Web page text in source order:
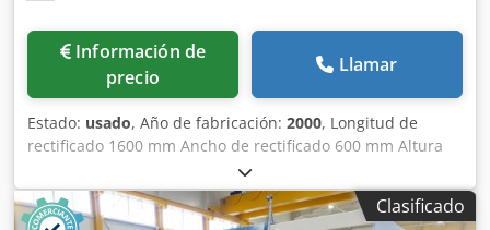
Información de
precio
Llamar
Estado: usado, Año de fabricación: 2000, Longitud de
rectificado 1600 mm Ancho de rectificado 600 mm Altura
de la pieza de trabajo 500 mm Requerimiento total de
potencia 50 kW OFERTA Podemos ofrecerle información sin
compromiso de stock, errores y ventas previas. reservado,
Clasificado